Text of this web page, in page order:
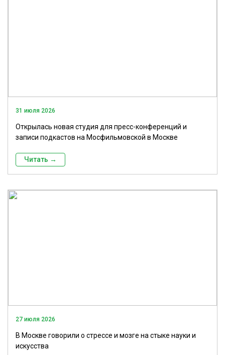
31 июля 2026
Открылась новая студия для пресс-конференций и
записи подкастов на Мосфильмовской в Москве
Читать →
27 июля 2026
В Москве говорили о стрессе и мозге на стыке науки и
искусства